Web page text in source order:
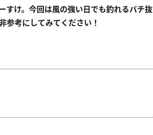
すけ。今回は風の強い日でも釣れるバチ抜
参考にしてみてください！